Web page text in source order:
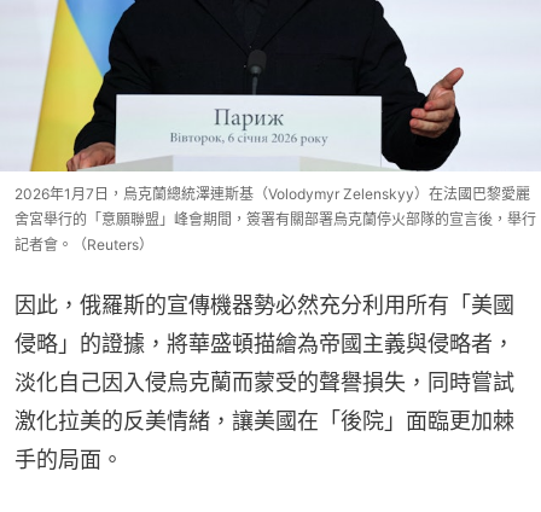
2026年1月7日，烏克蘭總統澤連斯基（Volodymyr Zelenskyy）在法國巴黎愛麗
舍宮舉行的「意願聯盟」峰會期間，簽署有關部署烏克蘭停火部隊的宣言後，舉行
記者會。（Reuters）
因此，俄羅斯的宣傳機器勢必然充分利用所有「美國
侵略」的證據，將華盛頓描繪為帝國主義與侵略者，
淡化自己因入侵烏克蘭而蒙受的聲譽損失，同時嘗試
激化拉美的反美情緒，讓美國在「後院」面臨更加棘
手的局面。